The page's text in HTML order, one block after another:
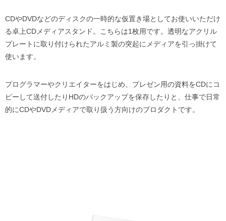
CDやDVDなどのディスクの一時的な仮置き場としてお使いいただけ
る卓上CDメディアスタンド。こちらは1枚用です。透明なアクリル
プレートに取り付けられたアルミ製の突起にメディアを引っ掛けて
使います。
プログラマーやクリエイターをはじめ、プレゼン用の資料をCDにコ
ピーして送付したりHDのバックアップを保存したりと、仕事で日常
的にCDやDVDメディアで取り扱う方向けのプロダクトです。